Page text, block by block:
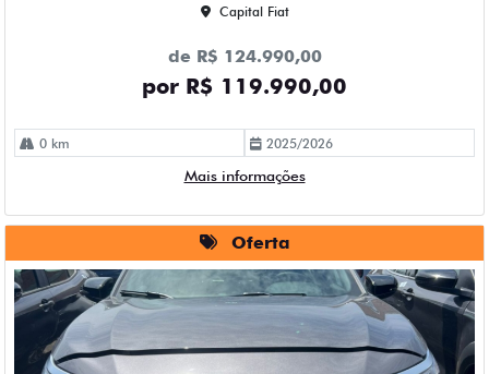
Capital Fiat
de R$ 124.990,00
por R$ 119.990,00
0 km 2025/2026
Mais informações
Oferta